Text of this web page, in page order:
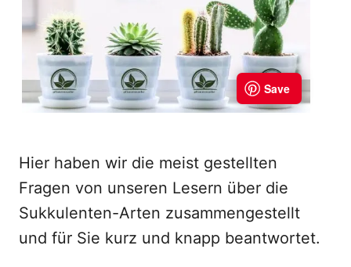
Hier haben wir die meist gestellten
Fragen von unseren Lesern über die
Sukkulenten-Arten zusammengestellt
und für Sie kurz und knapp beantwortet.